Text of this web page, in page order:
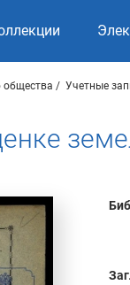
общества Учетные